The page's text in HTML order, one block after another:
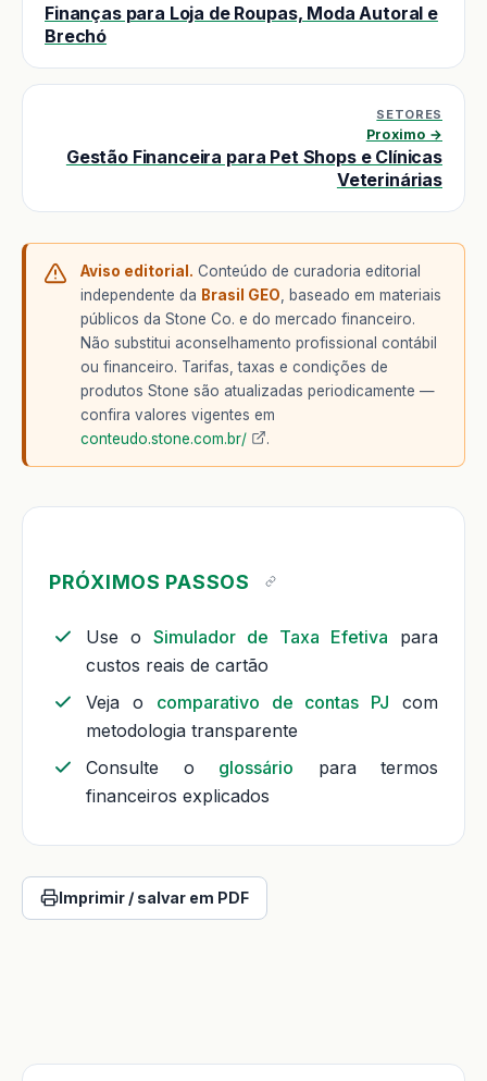
Finanças para Loja de Roupas, Moda Autoral e
Brechó
SETORES
Proximo →
Gestão Financeira para Pet Shops e Clínicas
Veterinárias
Aviso editorial. Conteúdo de curadoria editorial
independente da Brasil GEO , baseado em materiais
públicos da Stone Co. e do mercado financeiro.
Não substitui aconselhamento profissional contábil
ou financeiro. Tarifas, taxas e condições de
produtos Stone são atualizadas periodicamente —
confira valores vigentes em
conteudo.stone.com.br/
.
PRÓXIMOS PASSOS
Use o Simulador de Taxa Efetiva para
custos reais de cartão
Veja o comparativo de contas PJ com
metodologia transparente
Consulte o glossário para termos
financeiros explicados
Imprimir / salvar em PDF